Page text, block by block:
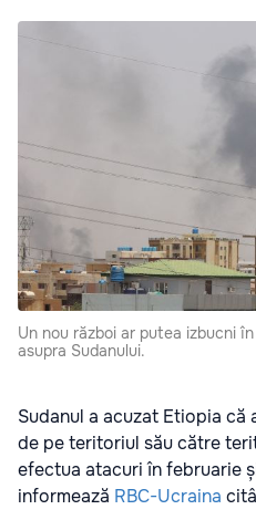
Un nou război ar putea izbucni
asupra Sudanului.
Sudanul a acuzat Etiopia că
de pe teritoriul său către
efectua atacuri în februarie
informează RBC-Ucraina